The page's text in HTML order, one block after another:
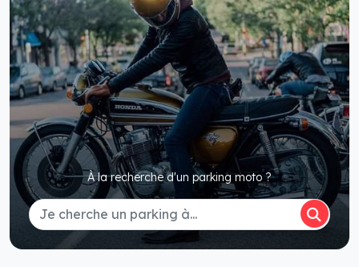
À la recherche d'un parking moto ?